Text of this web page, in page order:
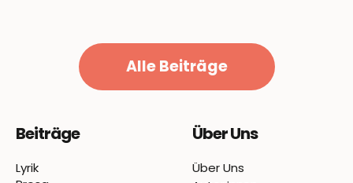
Alle Beiträge
Beiträge
Lyrik
Über Uns
Über Uns